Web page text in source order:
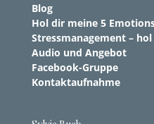
Blog
Hol dir meine 5
Stressmanagement –
Audio und Angebot
Facebook-Gruppe
Kontaktaufnahme